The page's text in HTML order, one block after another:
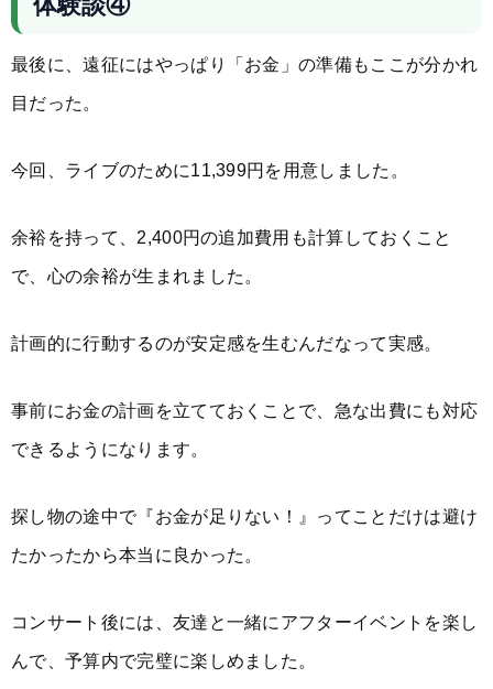
最後に、遠征にはやっぱり「お金」の準備もここが分かれ
目だった。
今回、ライブのために11,399円を用意しました。
余裕を持って、2,400円の追加費用も計算しておくこと
で、心の余裕が生まれました。
計画的に行動するのが安定感を生むんだなって実感。
事前にお金の計画を立てておくことで、急な出費にも対応
できるようになります。
探し物の途中で『お金が足りない！』ってことだけは避け
たかったから本当に良かった。
コンサート後には、友達と一緒にアフターイベントを楽し
んで、予算内で完璧に楽しめました。